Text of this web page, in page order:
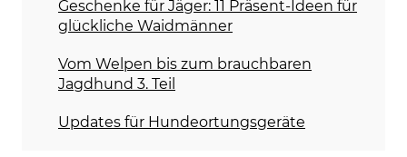
Geschenke für Jäger: 11 Präsent-Ideen für
glückliche Waidmänner
Vom Welpen bis zum brauchbaren
Jagdhund 3. Teil
Updates für Hundeortungsgeräte